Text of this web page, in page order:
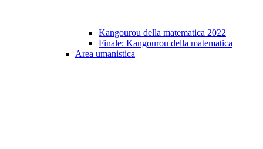
Kangourou della matematica 2022
Finale: Kangourou della matematica
Area umanistica